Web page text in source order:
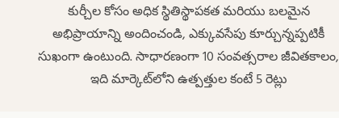
కుర్చీల కోసం అధిక స్థితిస్థాపకత మరియు బలమైన
అభిప్రాయాన్ని అందించండి, ఎక్కువసేపు కూర్చున్నప్పటికీ
సుఖంగా ఉంటుంది. సాధారణంగా 10 సంవత్సరాల జీవితకాలం,
ఇది మార్కెట్‌లోని ఉత్పత్తుల కంటే 5 రెట్లు